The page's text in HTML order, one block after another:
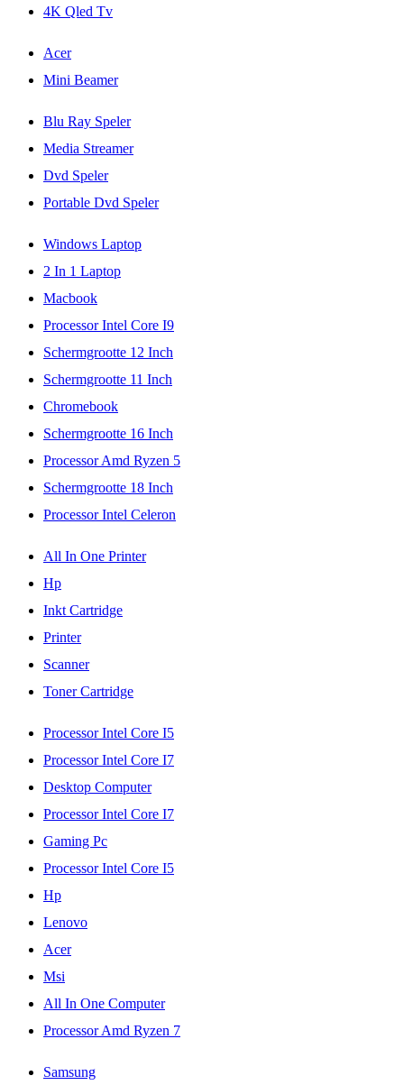
4K Qled Tv
Acer
Mini Beamer
Blu Ray Speler
Media Streamer
Dvd Speler
Portable Dvd Speler
Windows Laptop
2 In 1 Laptop
Macbook
Processor Intel Core I9
Schermgrootte 12 Inch
Schermgrootte 11 Inch
Chromebook
Schermgrootte 16 Inch
Processor Amd Ryzen 5
Schermgrootte 18 Inch
Processor Intel Celeron
All In One Printer
Hp
Inkt Cartridge
Printer
Scanner
Toner Cartridge
Processor Intel Core I5
Processor Intel Core I7
Desktop Computer
Processor Intel Core I7
Gaming Pc
Processor Intel Core I5
Hp
Lenovo
Acer
Msi
All In One Computer
Processor Amd Ryzen 7
Samsung